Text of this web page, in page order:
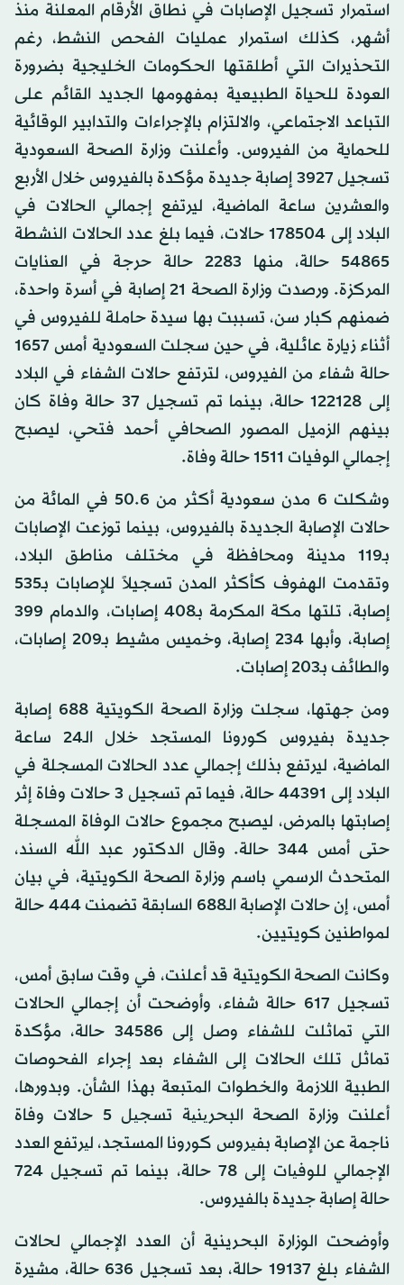
استمرار تسجيل الإصابات في نطاق الأرقام المعلنة منذ
أشهر، كذلك استمرار عمليات الفحص النشط، رغم
التحذيرات التي أطلقتها الحكومات الخليجية بضرورة
العودة للحياة الطبيعية بمفهومها الجديد القائم على
التباعد الاجتماعي، والالتزام بالإجراءات والتدابير الوقائية
للحماية من الفيروس. وأعلنت وزارة الصحة السعودية
تسجيل 3927 إصابة جديدة مؤكدة بالفيروس خلال الأربع
والعشرين ساعة الماضية، ليرتفع إجمالي الحالات في
البلاد إلى 178504 حالات، فيما بلغ عدد الحالات النشطة
54865 حالة، منها 2283 حالة حرجة في العنايات
المركزة. ورصدت وزارة الصحة 21 إصابة في أسرة واحدة،
ضمنهم كبار سن، تسببت بها سيدة حاملة للفيروس في
أثناء زيارة عائلية، في حين سجلت السعودية أمس 1657
حالة شفاء من الفيروس، لترتفع حالات الشفاء في البلاد
إلى 122128 حالة، بينما تم تسجيل 37 حالة وفاة كان
بينهم الزميل المصور الصحافي أحمد فتحي، ليصبح
إجمالي الوفيات 1511 حالة وفاة.
وشكلت 6 مدن سعودية أكثر من 50.6 في المائة من
حالات الإصابة الجديدة بالفيروس، بينما توزعت الإصابات
بـ119 مدينة ومحافظة في مختلف مناطق البلاد،
وتقدمت الهفوف كأكثر المدن تسجيلاً للإصابات بـ535
إصابة، تلتها مكة المكرمة بـ408 إصابات، والدمام 399
إصابة، وأبها 234 إصابة، وخميس مشيط بـ209 إصابات،
والطائف بـ203 إصابات.
ومن جهتها، سجلت وزارة الصحة الكويتية 688 إصابة
جديدة بفيروس كورونا المستجد خلال الـ24 ساعة
الماضية، ليرتفع بذلك إجمالي عدد الحالات المسجلة في
البلاد إلى 44391 حالة، فيما تم تسجيل 3 حالات وفاة إثر
إصابتها بالمرض، ليصبح مجموع حالات الوفاة المسجلة
حتى أمس 344 حالة. وقال الدكتور عبد الله السند،
المتحدث الرسمي باسم وزارة الصحة الكويتية، في بيان
أمس، إن حالات الإصابة الـ688 السابقة تضمنت 444 حالة
لمواطنين كويتيين.
وكانت الصحة الكويتية قد أعلنت، في وقت سابق أمس،
تسجيل 617 حالة شفاء، وأوضحت أن إجمالي الحالات
التي تماثلت للشفاء وصل إلى 34586 حالة، مؤكدة
تماثل تلك الحالات إلى الشفاء بعد إجراء الفحوصات
الطبية اللازمة والخطوات المتبعة بهذا الشأن. وبدورها،
أعلنت وزارة الصحة البحرینیة تسجیل 5 حالات وفاة
ناجمة عن الإصابة بفیروس كورونا المستجد، لیرتفع العدد
الإجمالي للوفیات إلى 78 حالة، بينما تم تسجيل 724
حالة إصابة جديدة بالفيروس.
وأوضحت الوزارة البحرينية أن العدد الإجمالي لحالات
الشفاء بلغ 19137 حالة، بعد تسجيل 636 حالة، مشيرة